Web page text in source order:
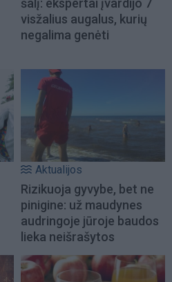
šalį: ekspertai įvardijo 7
visžalius augalus, kurių
negalima genėti
Aktualijos
Rizikuoja gyvybe, bet ne
pinigine: už maudynes
audringoje jūroje baudos
lieka neišrašytos